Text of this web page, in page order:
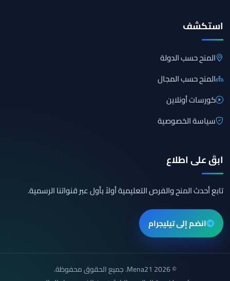
استكشف
المنح حسب الدولة
المنح حسب المجال
كورسات أونلاين
سياسة الخصوصية
ابقَ على اطلاع
تابع أحدث المنح والفرص التعليمية أولاً بأول عبر قنواتنا الرسمية.
انضم إلى تيليجرام
© 2026 Mena21. جميع الحقوق محفوظة.